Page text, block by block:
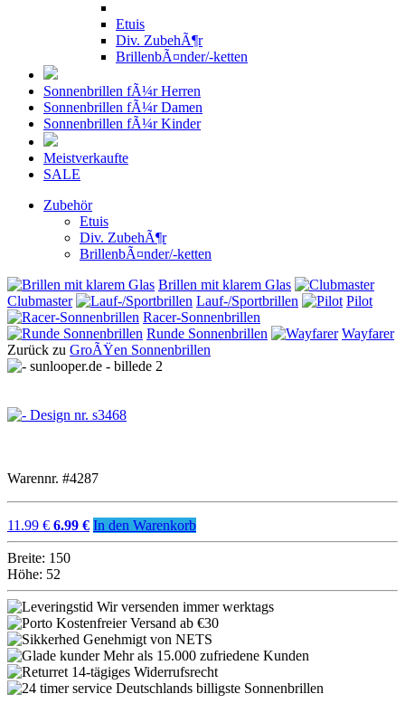
Etuis
Div. ZubehÃ¶r
BrillenbÃ¤nder/-ketten
Sonnenbrillen fÃ¼r Herren
Sonnenbrillen fÃ¼r Damen
Sonnenbrillen fÃ¼r Kinder
Meistverkaufte
SALE
Zubehör
Etuis
Div. ZubehÃ¶r
BrillenbÃ¤nder/-ketten
Brillen mit klarem Glas
Clubmaster
Lauf-/Sportbrillen
Pilot
Racer-Sonnenbrillen
Runde Sonnenbrillen
Wayfarer
Zurück zu GroÃŸen Sonnenbrillen
Warennr. #4287
11.99 € 6.99 € In den Warenkorb
Breite: 150
Höhe: 52
Wir versenden immer werktags
Kostenfreier Versand ab €30
Genehmigt von NETS
Mehr als 15.000 zufriedene Kunden
14-tägiges Widerrufsrecht
Deutschlands billigste Sonnenbrillen